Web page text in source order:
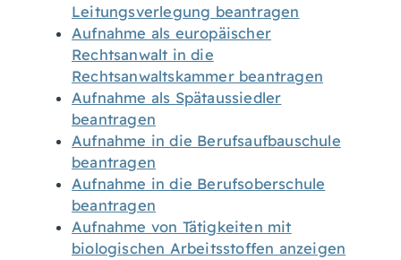
Leitungsverlegung beantragen
Aufnahme als europäischer
Rechtsanwalt in die
Rechtsanwaltskammer beantragen
Aufnahme als Spätaussiedler
beantragen
Aufnahme in die Berufsaufbauschule
beantragen
Aufnahme in die Berufsoberschule
beantragen
Aufnahme von Tätigkeiten mit
biologischen Arbeitsstoffen anzeigen